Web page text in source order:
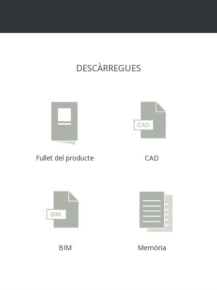
DESCÀRREGUES
Fullet del producte CAD
BIM Memòria